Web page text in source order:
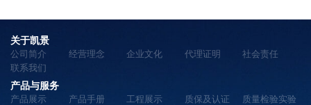
关于凯景
公司简介 经营理念 企业文化 代理证明
社会责任
联系我们
产品与服务
产品展示 产品手册 工程展示 质保及认证
质量检验实验